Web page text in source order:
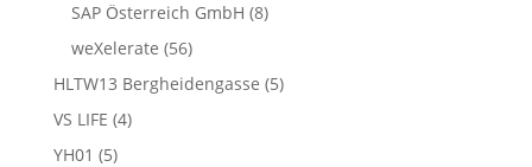
SAP Österreich GmbH (8)
weXelerate (56)
HLTW13 Bergheidengasse (5)
VS LIFE (4)
YH01 (5)